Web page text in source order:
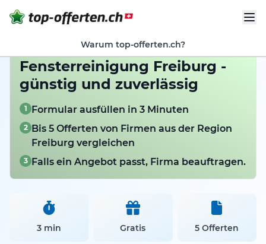
Warum top-offerten.ch?
Fensterreinigung Freiburg -
günstig und zuverlässig
1 Formular ausfüllen in 3 Minuten
2 Bis 5 Offerten von Firmen aus der Region
Freiburg vergleichen
3 Falls ein Angebot passt, Firma beauftragen.
3 min Gratis 5 Offerten